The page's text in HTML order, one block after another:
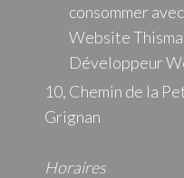
consommer
Website
Développeur
10, Chemin de la
Grignan
Horaires